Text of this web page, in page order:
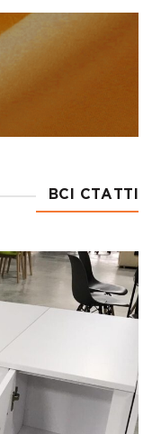
ідеальної
і стійкості
Міцна
основа з
що необхідно для
ВСІ СТАТТІ